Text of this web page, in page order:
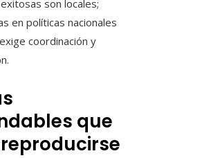
son locales;
en políticas nacionales
coordinación y
que